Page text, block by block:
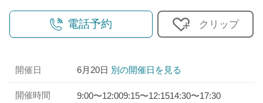
電話予約 クリップ
開催日 6月20日 別の開催日を見る
開催時間 9:00〜12:009:15〜12:1514:30〜17:30